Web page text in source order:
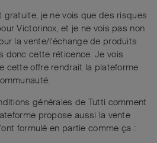
je ne vois que des risques
Victorinox, et je ne vois pas non
la vente/l'échange de produits
donc cette réticence. Je vois
cette offre rendrait la plateforme
générales de Tutti comment
propose aussi la vente
formulé en partie comme ça :